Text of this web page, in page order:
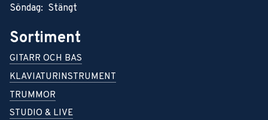
Söndag: Stängt
Sortiment
GITARR OCH BAS
KLAVIATURINSTRUMENT
TRUMMOR
STUDIO & LIVE